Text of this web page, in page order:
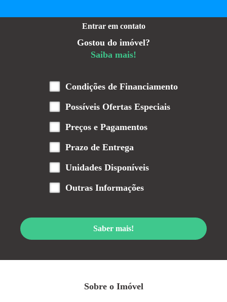
Sobre o Imóvel
Entrar em contato
Gostou do imóvel?
Saiba mais!
Condições de Financiamento
Possíveis Ofertas Especiais
Preços e Pagamentos
Prazo de Entrega
Unidades Disponíveis
Outras Informações
Saber mais!